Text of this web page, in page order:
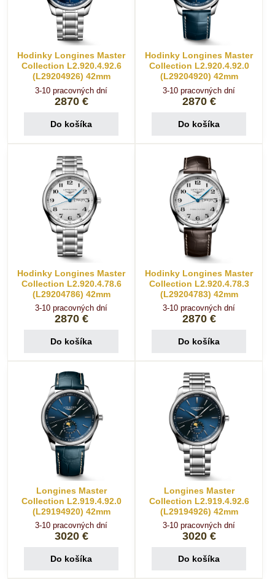
Hodinky Longines Master
Collection L2.920.4.92.6
(L29204926) 42mm
3-10 pracovných dní
2870 €
Do košíka
Hodinky Longines Master
Collection L2.920.4.92.0
(L29204920) 42mm
3-10 pracovných dní
2870 €
Do košíka
Hodinky Longines Master
Collection L2.920.4.78.6
(L29204786) 42mm
3-10 pracovných dní
2870 €
Do košíka
Hodinky Longines Master
Collection L2.920.4.78.3
(L29204783) 42mm
3-10 pracovných dní
2870 €
Do košíka
Longines Master
Collection L2.919.4.92.0
(L29194920) 42mm
3-10 pracovných dní
3020 €
Do košíka
Longines Master
Collection L2.919.4.92.6
(L29194926) 42mm
3-10 pracovných dní
3020 €
Do košíka